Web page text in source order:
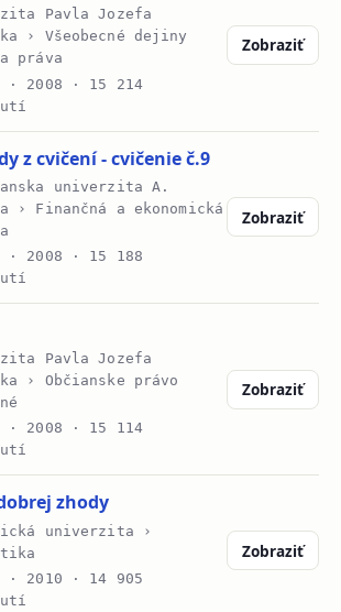
Pavla Jozefa
› Všeobecné dejiny
práva
· 2008 · 15 214
Zobraziť
z cvičení - cvičenie č.9
univerzita A.
› Finančná a ekonomická
· 2008 · 15 188
Zobraziť
Pavla Jozefa
› Občianske právo
· 2008 · 15 114
Zobraziť
zhody
univerzita ›
· 2010 · 14 905
Zobraziť